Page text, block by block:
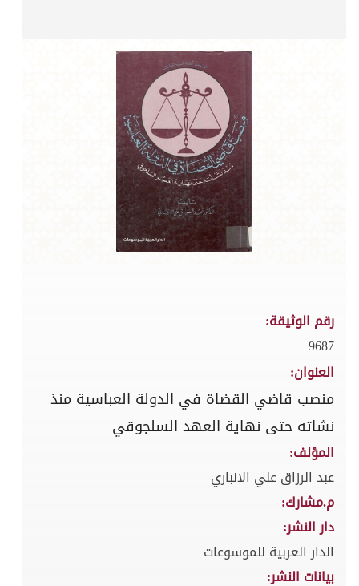
رقم الوثيقة:
9687
العنوان:
منصب قاضي القضاة في الدولة العباسية منذ
نشاته حتى نهاية العهد السلجوقي
المؤلف:
عبد الرزاق علي الانباري
م.مشارك:
دار النشر:
الدار العربية للموسوعات
بيانات النشر: